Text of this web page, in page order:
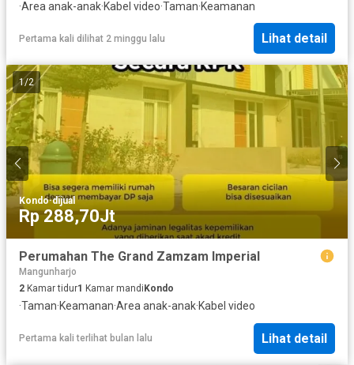
·Area anak-anak·Kabel video·Taman·Keamanan
Pertama kali dilihat 2 minggu lalu Lihat detail
1/2
Kondo·dijual
Rp 288,70Jt
Perumahan The Grand Zamzam Imperial
Mangunharjo
2 Kamar tidur1 Kamar mandi Kondo
·Taman·Keamanan·Area anak-anak·Kabel video
Pertama kali terlihat bulan lalu Lihat detail